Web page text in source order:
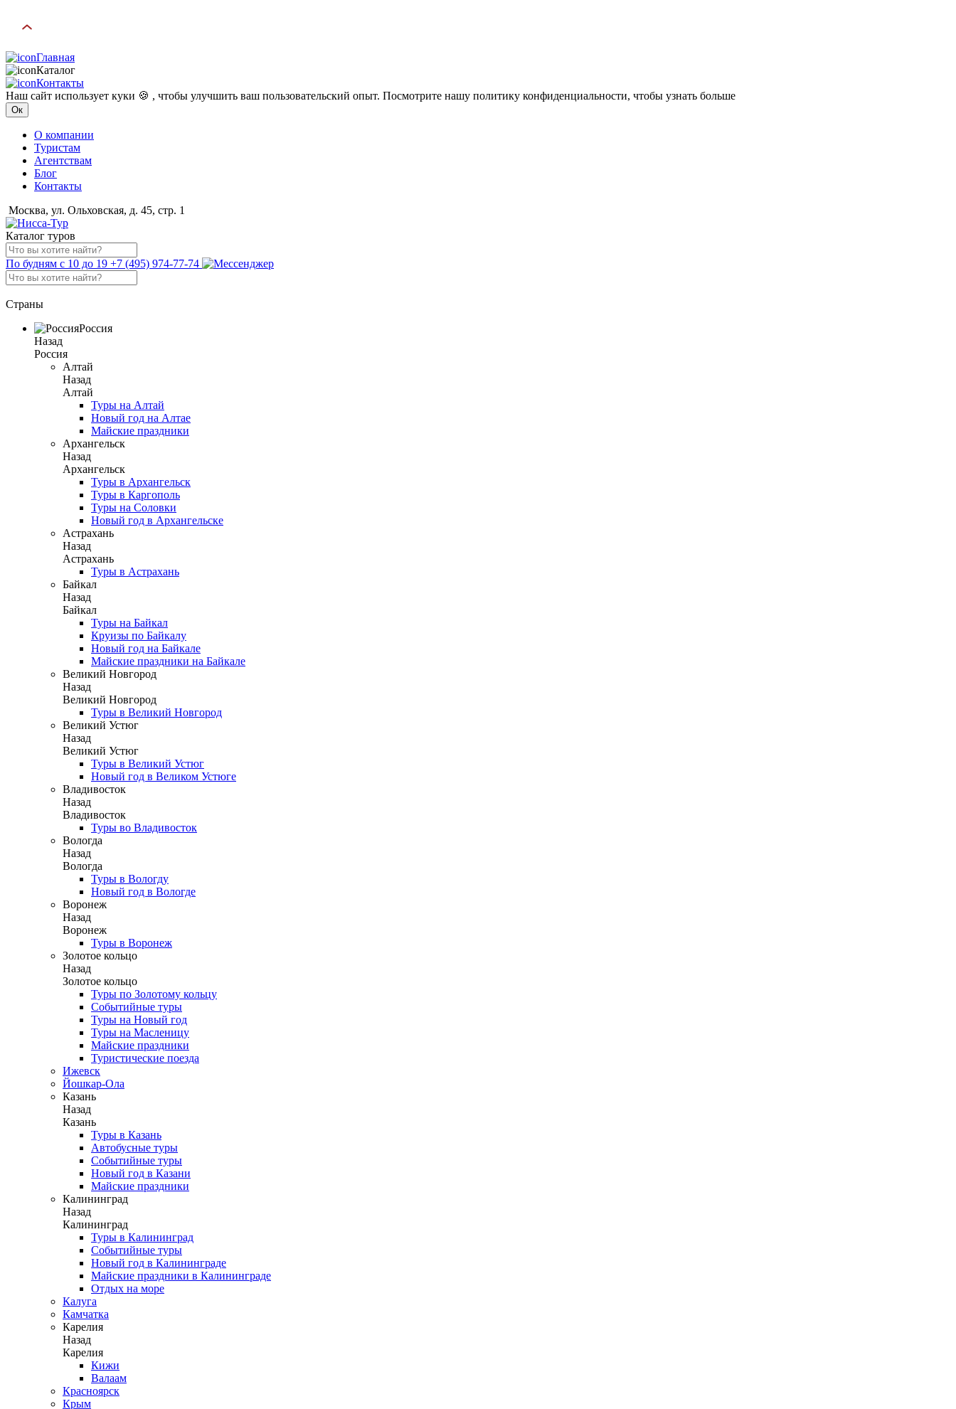
Главная
Каталог
Контакты
Наш сайт использует куки 🍪 , чтобы улучшить ваш пользовательский опыт. Посмотрите нашу политику конфиденциальности, чтобы узнать больше
Ок
О компании
Туристам
Агентствам
Блог
Контакты
Москва, ул. Ольховская, д. 45, стр. 1
Каталог туров
По будням с 10 до 19 +7 (495) 974-77-74
Страны
Россия
Назад
Россия
Алтай
Назад
Алтай
Туры на Алтай
Новый год на Алтае
Майские праздники
Архангельск
Назад
Архангельск
Туры в Архангельск
Туры в Каргополь
Туры на Соловки
Новый год в Архангельске
Астрахань
Назад
Астрахань
Туры в Астрахань
Байкал
Назад
Байкал
Туры на Байкал
Круизы по Байкалу
Новый год на Байкале
Майские праздники на Байкале
Великий Новгород
Назад
Великий Новгород
Туры в Великий Новгород
Великий Устюг
Назад
Великий Устюг
Туры в Великий Устюг
Новый год в Великом Устюге
Владивосток
Назад
Владивосток
Туры во Владивосток
Вологда
Назад
Вологда
Туры в Вологду
Новый год в Вологде
Воронеж
Назад
Воронеж
Туры в Воронеж
Золотое кольцо
Назад
Золотое кольцо
Туры по Золотому кольцу
Событийные туры
Туры на Новый год
Туры на Масленицу
Майские праздники
Туристические поезда
Ижевск
Йошкар-Ола
Казань
Назад
Казань
Туры в Казань
Автобусные туры
Событийные туры
Новый год в Казани
Майские праздники
Калининград
Назад
Калининград
Туры в Калининград
Событийные туры
Новый год в Калининграде
Майские праздники в Калининграде
Отдых на море
Калуга
Камчатка
Карелия
Назад
Карелия
Кижи
Валаам
Красноярск
Крым